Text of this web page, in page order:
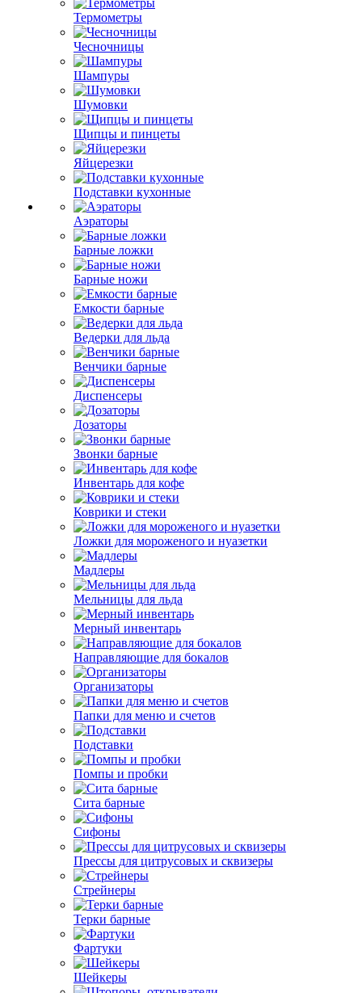
Термометры
Чесночницы
Шампуры
Шумовки
Щипцы и пинцеты
Яйцерезки
Подставки кухонные
Аэраторы
Барные ложки
Барные ножи
Емкости барные
Ведерки для льда
Венчики барные
Диспенсеры
Дозаторы
Звонки барные
Инвентарь для кофе
Коврики и стеки
Ложки для мороженого и нуазетки
Мадлеры
Мельницы для льда
Мерный инвентарь
Направляющие для бокалов
Организаторы
Папки для меню и счетов
Подставки
Помпы и пробки
Сита барные
Сифоны
Прессы для цитрусовых и сквизеры
Стрейнеры
Терки барные
Фартуки
Шейкеры